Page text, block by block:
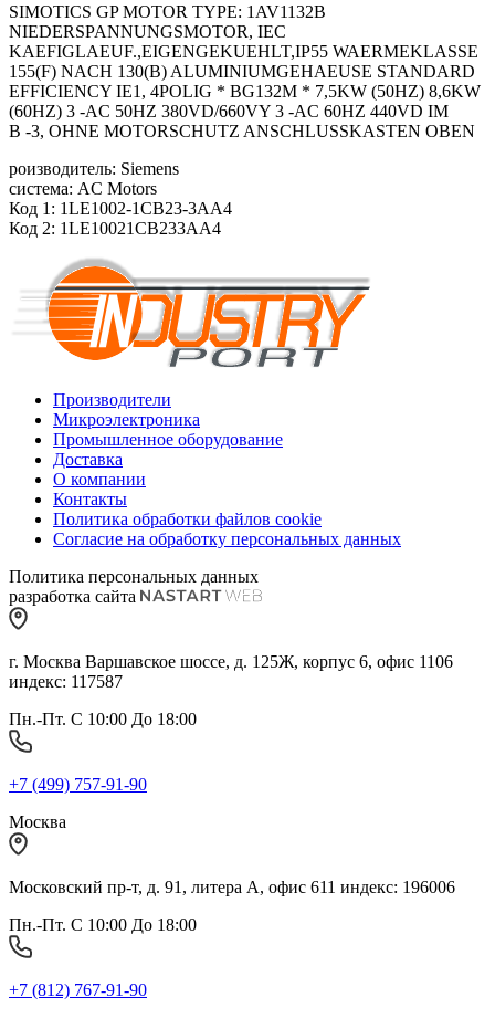
SIMOTICS GP MOTOR TYPE: 1AV1132B
NIEDERSPANNUNGSMOTOR, IEC
KAEFIGLAEUF.,EIGENGEKUEHLT,IP55 WAERMEKLASSE
155(F) NACH 130(B) ALUMINIUMGEHAEUSE STANDARD
EFFICIENCY IE1, 4POLIG * BG132M * 7,5KW (50HZ) 8,6KW
(60HZ) 3 -AC 50HZ 380VD/660VY 3 -AC 60HZ 440VD IM
B -3, OHNE MOTORSCHUTZ ANSCHLUSSKASTEN OBEN
роизводитель: Siemens
система: AC Motors
Код 1: 1LE1002-1CB23-3AA4
Код 2: 1LE10021CB233AA4
Производители
Микроэлектроника
Промышленное оборудование
Доставка
О компании
Контакты
Политика обработки файлов cookie
Согласие на обработку персональных данных
Политика персональных данных
разработка сайта
г. Москва Варшавское шоссе, д. 125Ж, корпус 6, офис 1106
индекс: 117587
Пн.-Пт. С 10:00 До 18:00
+7 (499) 757-91-90
Москва
Московский пр-т, д. 91, литера А, офис 611 индекс: 196006
Пн.-Пт. С 10:00 До 18:00
+7 (812) 767-91-90